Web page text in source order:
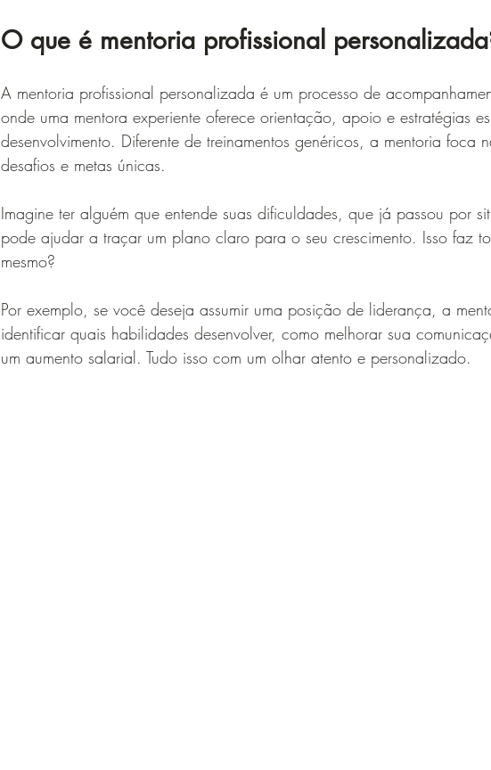
O que é mentoria profissional
A mentoria profissional personalizada é um processo de
onde uma mentora experiente oferece orientação, apoio e estratégias
desenvolvimento. Diferente de treinamentos genéricos, a mentoria foca
desafios e metas únicas.
Imagine ter alguém que entende suas dificuldades, que já passou por
pode ajudar a traçar um plano claro para o seu crescimento. Isso faz
mesmo?
Por exemplo, se você deseja assumir uma posição de liderança, a
identificar quais habilidades desenvolver, como melhorar sua
um aumento salarial. Tudo isso com um olhar atento e personalizado.